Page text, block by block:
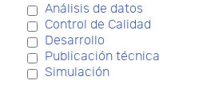
Análisis de datos
Control de Calidad
Desarrollo
Publicación técnica
Simulación